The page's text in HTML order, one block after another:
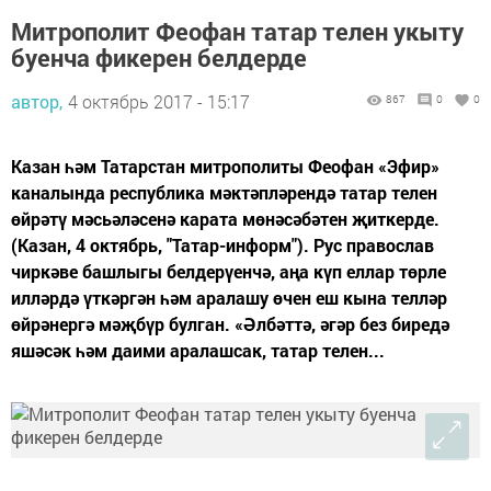
Митрополит Феофан татар телен укыту
буенча фикерен белдерде
автор, 4 октябрь 2017 - 15:17 867 0 0
Казан һәм Татарстан митрополиты Феофан «Эфир»
каналында республика мәктәпләрендә татар телен
өйрәтү мәсьәләсенә карата мөнәсәбәтен җиткерде.
(Казан, 4 октябрь, "Татар-информ"). Рус православ
чиркәве башлыгы белдерүенчә, аңа күп еллар төрле
илләрдә үткәргән һәм аралашу өчен еш кына телләр
өйрәнергә мәҗбүр булган. «Әлбәттә, әгәр без биредә
яшәсәк һәм даими аралашсак, татар телен...